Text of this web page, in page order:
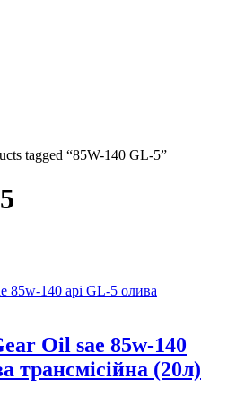
tagged “85W-140 GL-5”
Oil sae 85w-140
трансмісійна (20л)